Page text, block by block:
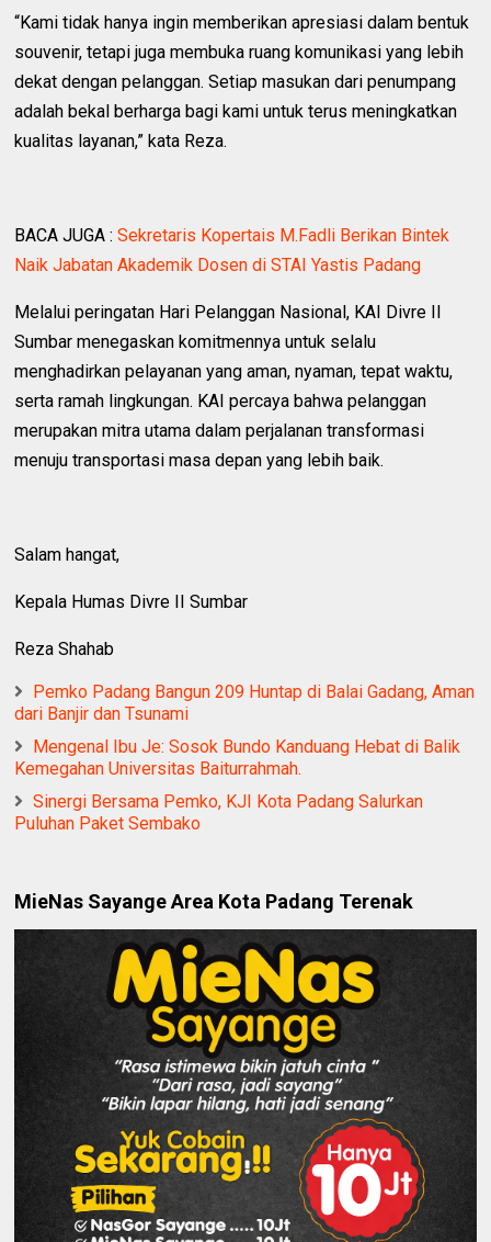
“Kami tidak hanya ingin memberikan apresiasi dalam bentuk
souvenir, tetapi juga membuka ruang komunikasi yang lebih
dekat dengan pelanggan. Setiap masukan dari penumpang
adalah bekal berharga bagi kami untuk terus meningkatkan
kualitas layanan,” kata Reza.
BACA JUGA :Sekretaris Kopertais M.Fadli Berikan Bintek
Naik Jabatan Akademik Dosen di STAI Yastis Padang
Melalui peringatan Hari Pelanggan Nasional, KAI Divre II
Sumbar menegaskan komitmennya untuk selalu
menghadirkan pelayanan yang aman, nyaman, tepat waktu,
serta ramah lingkungan. KAI percaya bahwa pelanggan
merupakan mitra utama dalam perjalanan transformasi
menuju transportasi masa depan yang lebih baik.
Salam hangat,
Kepala Humas Divre II Sumbar
Reza Shahab
Pemko Padang Bangun 209 Huntap di Balai Gadang, Aman
dari Banjir dan Tsunami
Mengenal Ibu Je: Sosok Bundo Kanduang Hebat di Balik
Kemegahan Universitas Baiturrahmah.
Sinergi Bersama Pemko, KJI Kota Padang Salurkan
Puluhan Paket Sembako
MieNas Sayange Area Kota Padang Terenak